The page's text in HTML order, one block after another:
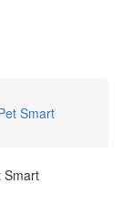
Smart